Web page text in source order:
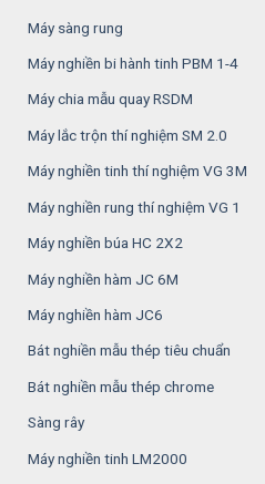
Máy sàng rung
Máy nghiền bi hành tinh PBM 1-4
Máy chia mẫu quay RSDM
Máy lắc trộn thí nghiệm SM 2.0
Máy nghiền tinh thí nghiệm VG 3M
Máy nghiền rung thí nghiệm VG 1
Máy nghiền búa HC 2X2
Máy nghiền hàm JC 6M
Máy nghiền hàm JC6
Bát nghiền mẫu thép tiêu chuẩn
Bát nghiền mẫu thép chrome
Sàng rây
Máy nghiền tinh LM2000